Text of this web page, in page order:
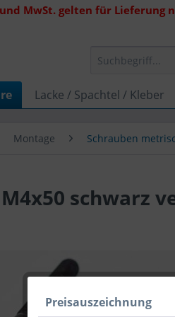
MwSt. gelten für
Lacke / Spachtel / Kleber
Montage Schrauben
schwarz
Preisauszeichnung